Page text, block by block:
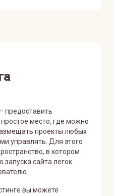
предоставить
место, где можно
проекты любых
управлять. Для этого
в котором
запуска сайта легок
вы можете